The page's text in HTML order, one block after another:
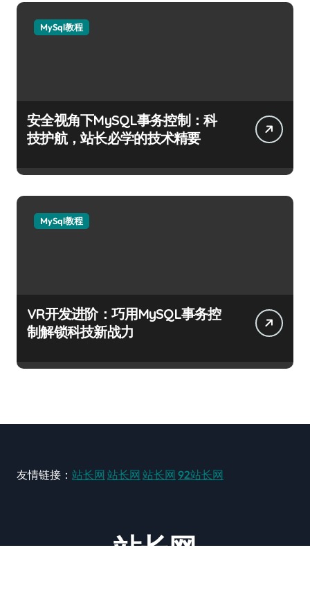
MySql教程
安全视角下MySQL事务控制：科
技护航，站长必学的技术精要
MySql教程
VR开发进阶：巧用MySQL事务控
制解锁科技新战力
友情链接： 站长网 站长网 站长网 92站长网
站长网